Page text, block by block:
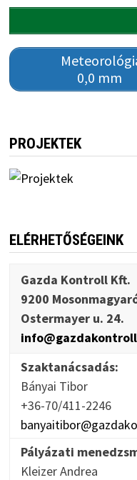
0,0 mm
PROJEKTEK
ELÉRHETŐSÉGEINK
Gazda Kontroll Kft.
9200
Ostermayer u. 24.
Szaktanácsadás:
Bányai Tibor
+36-70/411-2246
Pályázati
Kleizer Andrea